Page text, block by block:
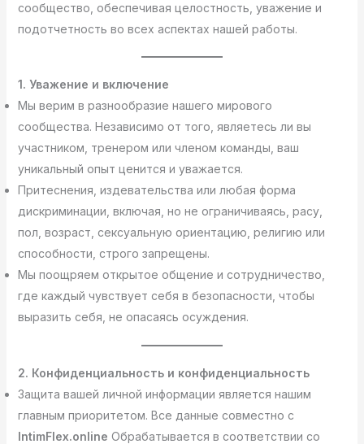
сообщество, обеспечивая целостность, уважение и
подотчетность во всех аспектах нашей работы.
1. Уважение и включение
Мы верим в разнообразие нашего мирового
сообщества. Независимо от того, являетесь ли вы
участником, тренером или членом команды, ваш
уникальный опыт ценится и уважается.
Притеснения, издевательства или любая форма
дискриминации, включая, но не ограничиваясь, расу,
пол, возраст, сексуальную ориентацию, религию или
способности, строго запрещены.
Мы поощряем открытое общение и сотрудничество,
где каждый чувствует себя в безопасности, чтобы
выразить себя, не опасаясь осуждения.
2. Конфиденциальность и конфиденциальность
Защита вашей личной информации является нашим
главным приоритетом. Все данные совместно с
IntimFlex.online Обрабатывается в соответствии со